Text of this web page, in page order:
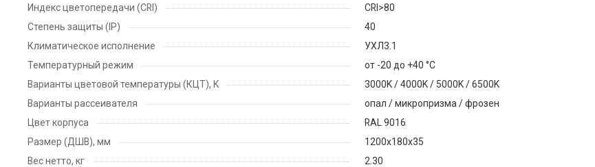
Индекс цветопередачи (CRI)
CRI>80
Степень защиты (IP)
40
Климатическое исполнение
УХЛ3.1
Температурный режим
от -20 до +40 °C
Варианты цветовой температуры (КЦТ), K
3000K / 4000K / 5000K / 6500K
Варианты рассеивателя
опал / микропризма / фрозен
Цвет корпуса
RAL 9016
Размер (ДШВ), мм
1200х180х35
Вес нетто, кг
2.30